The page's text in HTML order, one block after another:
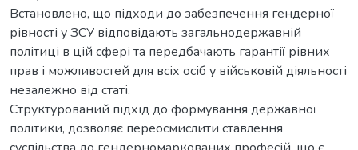
Встановлено, що підходи до забезпечення гендерної
рівності у ЗСУ відповідають загальнодержавній
політиці в цій сфері та передбачають гарантії рівних
прав і можливостей для всіх осіб у військовій діяльності
незалежно від статі.
Структурований підхід до формування державної
політики, дозволяє переосмислити ставлення